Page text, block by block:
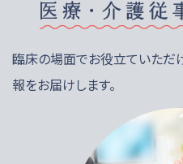
臨床の場面でお役立ていただ
報をお届けします。